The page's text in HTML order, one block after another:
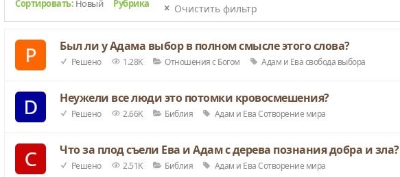
Сортировать: Новый Рубрика Очистить фильтр
Был ли у Адама выбор в полном смысле этого слова?
Решено 1.28K Отношения с Богом Адам и Евасвобода выбора
Неужели все люди это потомки кровосмешения?
Решено 2.66K Библия Адам и ЕваСотворение мира
Что за плод съели Ева и Адам с дерева познания добра и зла?
Решено 2.51K Библия Адам и ЕваСотворение мира